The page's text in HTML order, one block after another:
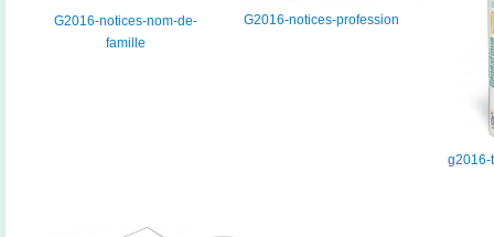
G2016-notices-nom-de-
famille
G2016-notices-profession
g2016-